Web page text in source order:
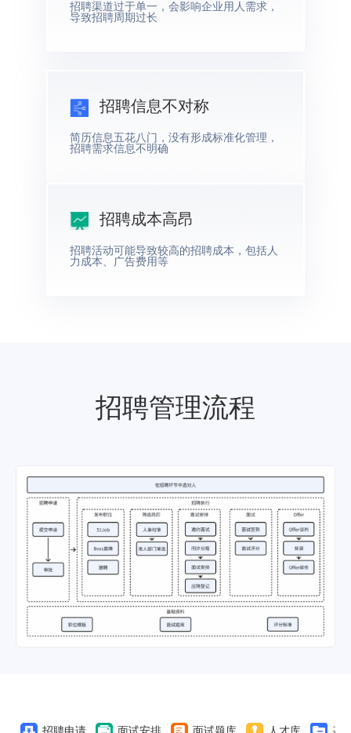
招聘渠道过于单一，会影响企业用人需求，
导致招聘周期过长
招聘信息不对称
简历信息五花八门，没有形成标准化管理，
招聘需求信息不明确
招聘成本高昂
招聘活动可能导致较高的招聘成本，包括人
力成本、广告费用等
招聘管理流程